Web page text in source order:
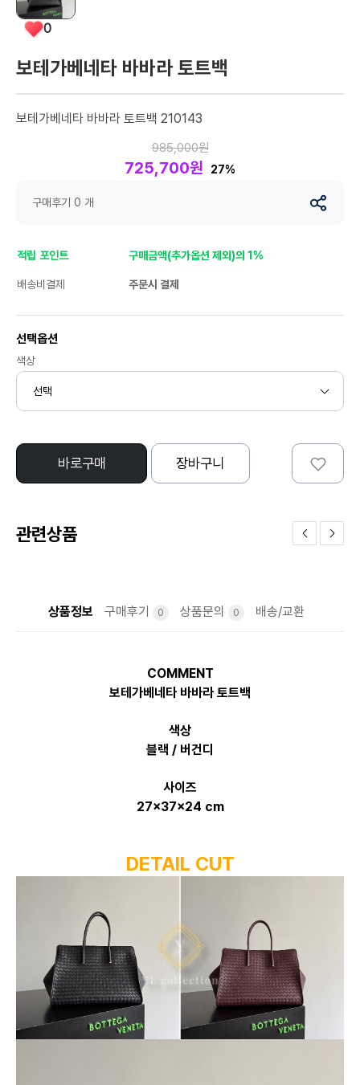
0
보테가베네타 바바라 토트백
보테가베네타 바바라 토트백 210143
985,000원
725,700원 27%
구매후기 0 개
적립 포인트 구매금액(추가옵션 제외)의 1%
배송비결제 주문시 결제
선택옵션
색상
바로구매 장바구니
관련상품
상품정보 구매후기 0 상품문의 0 배송/교환
COMMENT
보테가베네타 바바라 토트백
색상
블랙 / 버건디
사이즈
27x37x24 cm
DETAIL CUT